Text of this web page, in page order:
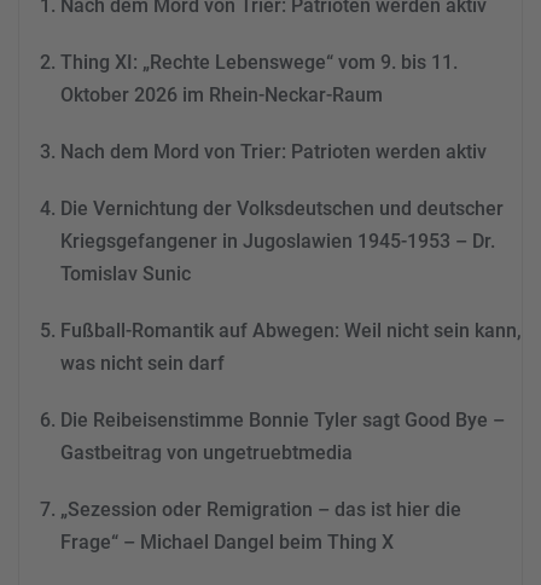
dieses Video anzusehen.
Mehr Informationen
Consent Management
&
Nach dem Mord von Trier: Patrioten werden aktiv
Thing XI: „Rechte Lebenswege“ vom 9. bis 11.
Oktober 2026 im Rhein-Neckar-Raum
Nach dem Mord von Trier: Patrioten werden aktiv
Die Vernichtung der Volksdeutschen und deutscher
Kriegsgefangener in Jugoslawien 1945-1953 – Dr.
Tomislav Sunic
Fußball-Romantik auf Abwegen: Weil nicht sein kann,
was nicht sein darf
Die Reibeisenstimme Bonnie Tyler sagt Good Bye –
Gastbeitrag von ungetruebtmedia
„Sezession oder Remigration – das ist hier die
Frage“ – Michael Dangel beim Thing X